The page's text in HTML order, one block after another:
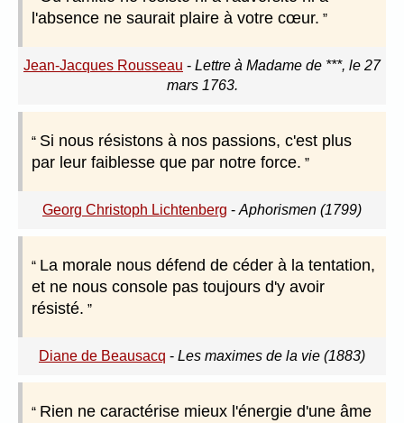
l'absence ne saurait plaire à votre cœur.
Jean-Jacques Rousseau - Lettre à Madame de ***, le 27
mars 1763.
Si nous résistons à nos passions, c'est plus
par leur faiblesse que par notre force.
Georg Christoph Lichtenberg - Aphorismen (1799)
La morale nous défend de céder à la tentation,
et ne nous console pas toujours d'y avoir
résisté.
Diane de Beausacq - Les maximes de la vie (1883)
Rien ne caractérise mieux l'énergie d'une âme